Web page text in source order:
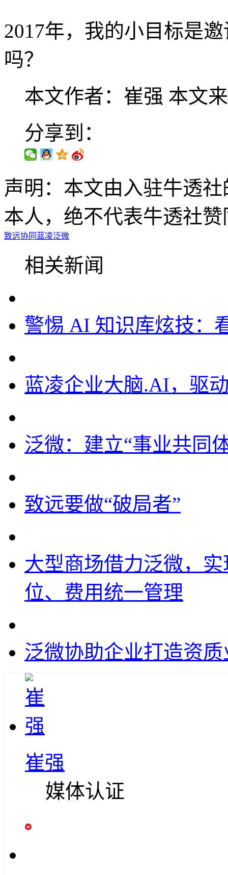
2017年，我的小目标是
吗？
本文作者：崔强 本文
分享到：
声明：本文由入驻牛透
本人，绝不代表牛透社
致远协同 蓝凌泛微
相关新闻
警惕 AI 知识库炫技：
蓝凌企业大脑.AI，驱
泛微：建立“事业共同
致远要做“破局者”
大型商场借力泛微，
位、费用统一管理
泛微协助企业打造资
崔强
媒体认证